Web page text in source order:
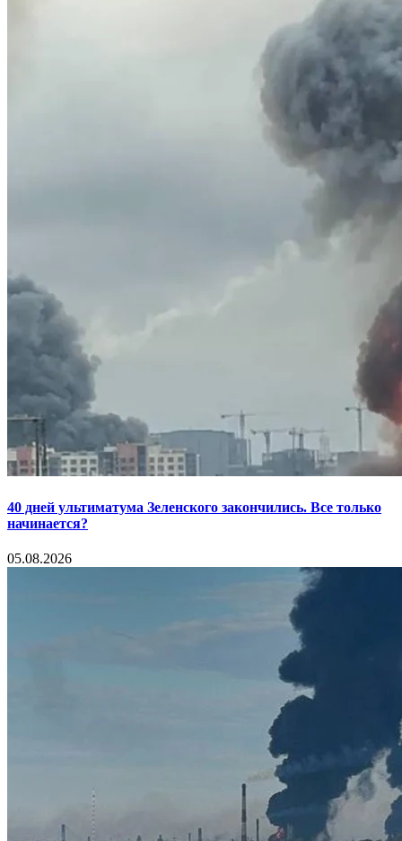
40 дней ультиматума Зеленского закончились. Все только
начинается?
05.08.2026